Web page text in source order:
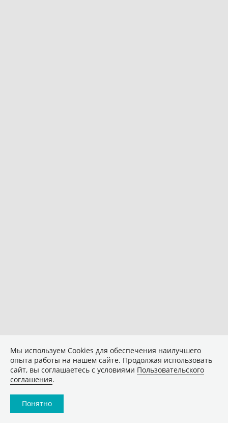
Мы используем Сookies для обеспечения наилучшего
опыта работы на нашем сайте. Продолжая использовать
сайт, вы соглашаетесь с условиями Пользовательского
соглашения.
Понятно